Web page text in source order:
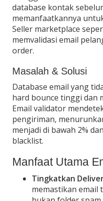
database kontak
memanfaatkannya
Seller marketplace
memvalidasi email
order.
Masalah & Solusi
Database email yang
hard bounce tinggi dan
Email validator
pengiriman,
menjadi di bawah 2%
blacklist.
Manfaat Utama
Tingkatkan
memastikan email